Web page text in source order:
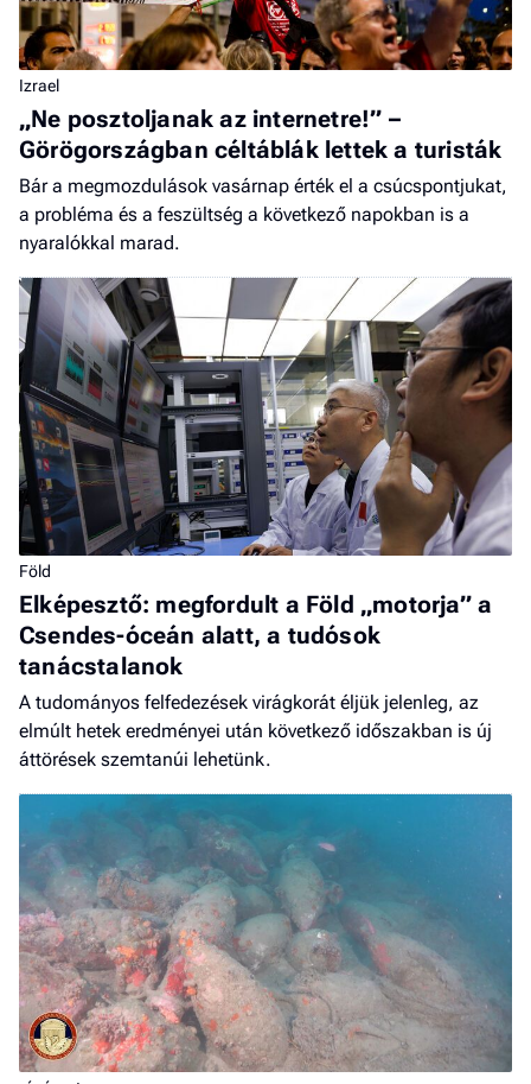
Izrael
„Ne posztoljanak az internetre!” –
Görögországban céltáblák lettek a turisták
Bár a megmozdulások vasárnap érték el a csúcspontjukat,
a probléma és a feszültség a következő napokban is a
nyaralókkal marad.
Föld
Elképesztő: megfordult a Föld „motorja” a
Csendes-óceán alatt, a tudósok
tanácstalanok
A tudományos felfedezések virágkorát éljük jelenleg, az
elmúlt hetek eredményei után következő időszakban is új
áttörések szemtanúi lehetünk.